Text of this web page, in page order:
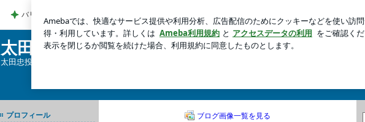
バリキャリ女子と仕事相談の夜ご飯
太田忠の縦横無尽
太田忠投資評価研究所 太田忠のブログ。金融・マーケットから経済、社会、仕事、音楽、日常まで幅
プロフィール
ブログ画像一覧を見る